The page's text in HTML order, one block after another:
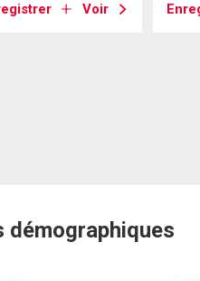
Voir
démographiques